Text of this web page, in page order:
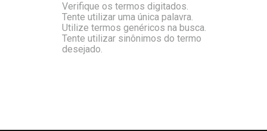
Verifique os termos digitados.
Tente utilizar uma única palavra.
Utilize termos genéricos na busca.
Tente utilizar sinônimos do termo
desejado.